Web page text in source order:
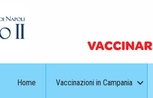
Home Vaccinazioni in Campania